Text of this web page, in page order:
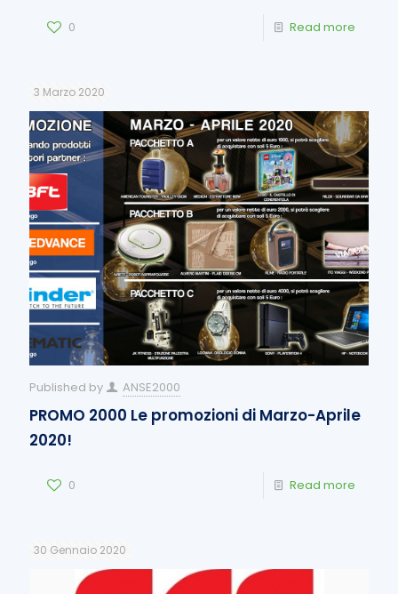
0 Read more
3 Marzo 2020
Published by ANSE2000
PROMO 2000 Le promozioni di Marzo-Aprile
2020!
0 Read more
30 Gennaio 2020